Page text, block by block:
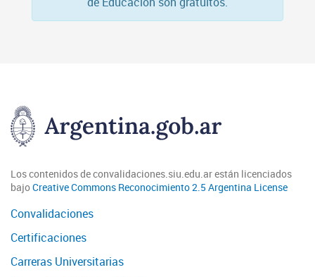
Los contenidos de convalidaciones.siu.edu.ar están licenciados
bajoCreative Commons Reconocimiento 2.5 Argentina License
Convalidaciones
Certificaciones
Carreras Universitarias